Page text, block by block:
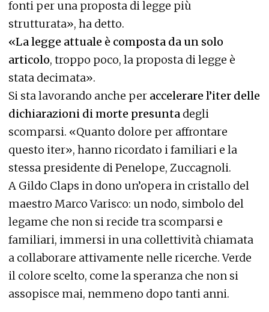
fonti per una proposta di legge più
strutturata», ha detto.
«La legge attuale è composta da un solo
articolo, troppo poco, la proposta di legge è
stata decimata».
Si sta lavorando anche per accelerare l’iter delle
dichiarazioni di morte presunta degli
scomparsi. «Quanto dolore per affrontare
questo iter», hanno ricordato i familiari e la
stessa presidente di Penelope, Zuccagnoli.
A Gildo Claps in dono un’opera in cristallo del
maestro Marco Varisco: un nodo, simbolo del
legame che non si recide tra scomparsi e
familiari, immersi in una collettività chiamata
a collaborare attivamente nelle ricerche. Verde
il colore scelto, come la speranza che non si
assopisce mai, nemmeno dopo tanti anni.